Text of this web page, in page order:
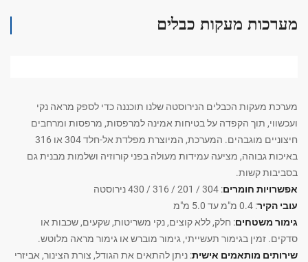
מערכות מעקות כבלים
מערכת מעקות הכבלים הנירוסטה שלנו תוכננה כדי לספק מראה נקי
ועכשווי, תוך הקפדה על בטיחות אמינה למרפסות, מרפסות ומרחבים
חיצוניים מוגבהים. המערכת, המיוצרת מפלדת אל-חלד 304 או 316
באיכות גבוהה, מציעה עמידות מעולה בפני קורוזיה ושלמות מבנית גם
בסביבות קשות.
אפשרויות חומרים: 304 / 201 / 316 / 430 נירוסטה
עובי הקיר: 0.4 מ"מ עד 5.0 מ"מ
גימור משטחים: חלק, ללא קוצים, נקי משריטות, שקעים, שכבות או
סדקים. זמין בגימור תעשייתי, גימור מוברש או גימור מראה מלוטש.
שירותים מותאמים אישית: ניתן להתאים את הגודל, צורת הצינור, אביזרי